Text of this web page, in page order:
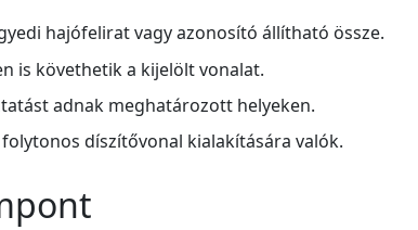
hajófelirat vagy azonosító állítható össze.
is követhetik a kijelölt vonalat.
adnak meghatározott helyeken.
díszítővonal kialakítására valók.